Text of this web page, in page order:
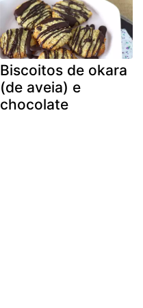
Biscoitos de okara
(de aveia) e
chocolate